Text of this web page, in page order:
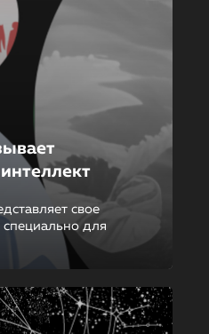
свое
для